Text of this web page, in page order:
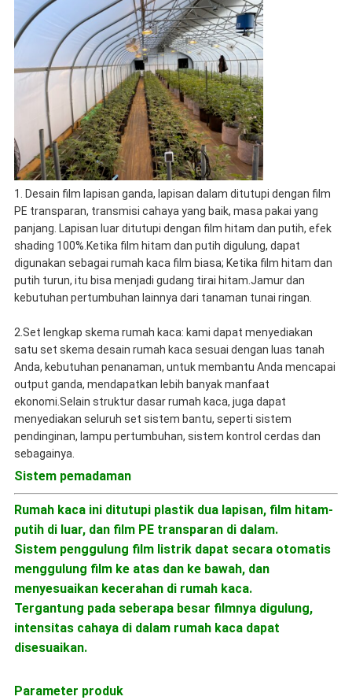
1. Desain film lapisan ganda, lapisan dalam ditutupi dengan film
PE transparan, transmisi cahaya yang baik, masa pakai yang
panjang. Lapisan luar ditutupi dengan film hitam dan putih, efek
shading 100%.Ketika film hitam dan putih digulung, dapat
digunakan sebagai rumah kaca film biasa; Ketika film hitam dan
putih turun, itu bisa menjadi gudang tirai hitam.Jamur dan
kebutuhan pertumbuhan lainnya dari tanaman tunai ringan.
2.Set lengkap skema rumah kaca: kami dapat menyediakan
satu set skema desain rumah kaca sesuai dengan luas tanah
Anda, kebutuhan penanaman, untuk membantu Anda mencapai
output ganda, mendapatkan lebih banyak manfaat
ekonomi.Selain struktur dasar rumah kaca, juga dapat
menyediakan seluruh set sistem bantu, seperti sistem
pendinginan, lampu pertumbuhan, sistem kontrol cerdas dan
sebagainya.
Sistem pemadaman
Rumah kaca ini ditutupi plastik dua lapisan, film hitam-
putih di luar, dan film PE transparan di dalam.
Sistem penggulung film listrik dapat secara otomatis
menggulung film ke atas dan ke bawah, dan
menyesuaikan kecerahan di rumah kaca.
Tergantung pada seberapa besar filmnya digulung,
intensitas cahaya di dalam rumah kaca dapat
disesuaikan.
Parameter produk